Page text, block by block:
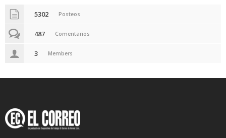
5302 Posteos
487 Comentarios
3 Members